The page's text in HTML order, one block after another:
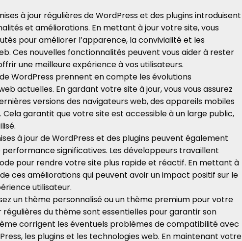
à jour régulières de WordPress et des plugins introduisent
et améliorations. En mettant à jour votre site, vous
pour améliorer l’apparence, la convivialité et les
Ces nouvelles fonctionnalités peuvent vous aider à rester
une meilleure expérience à vos utilisateurs.
WordPress prennent en compte les évolutions
actuelles. En gardant votre site à jour, vous vous assurez
versions des navigateurs web, des appareils mobiles
Cela garantit que votre site est accessible à un large public,
à jour de WordPress et des plugins peuvent également
significatives. Les développeurs travaillent
pour rendre votre site plus rapide et réactif. En mettant à
ces améliorations qui peuvent avoir un impact positif sur le
utilisateur.
un thème personnalisé ou un thème premium pour votre
régulières du thème sont essentielles pour garantir son
corrigent les éventuels problèmes de compatibilité avec
les plugins et les technologies web. En maintenant votre